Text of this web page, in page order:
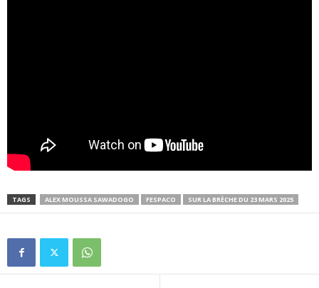
TAGS ALEX MOUSSA SAWADOGO FESPACO SUR LA BRÈCHE DU 23 MARS 2025